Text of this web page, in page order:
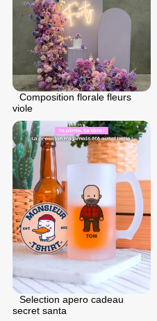
Composition florale fleurs
viole
Selection apero cadeau
secret santa